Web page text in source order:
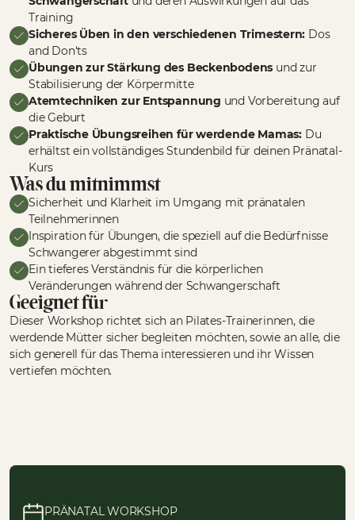
Training
Sicheres Üben in den verschiedenen Trimestern: Dos
and Don'ts
Übungen zur Stärkung des Beckenbodens und zur
Stabilisierung der Körpermitte
Atemtechniken zur Entspannung und Vorbereitung auf
die Geburt
Praktische Übungsreihen für werdende Mamas: Du
erhältst ein vollständiges Stundenbild für deinen Pränatal-
Kurs
Was du mitnimmst
Sicherheit und Klarheit im Umgang mit pränatalen
Teilnehmerinnen
Inspiration für Übungen, die speziell auf die Bedürfnisse
Schwangerer abgestimmt sind
Ein tieferes Verständnis für die körperlichen
Veränderungen während der Schwangerschaft
Geeignet für
Dieser Workshop richtet sich an Pilates-Trainerinnen, die
werdende Mütter sicher begleiten möchten, sowie an alle, die
sich generell für das Thema interessieren und ihr Wissen
vertiefen möchten.
PRÄNATAL WORKSHOP